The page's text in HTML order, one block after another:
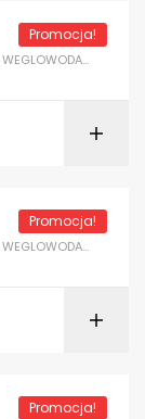
Promocja!
WEGLOWODANY (CARBO)
Promocja!
WEGLOWODANY (CARBO)
Promocja!